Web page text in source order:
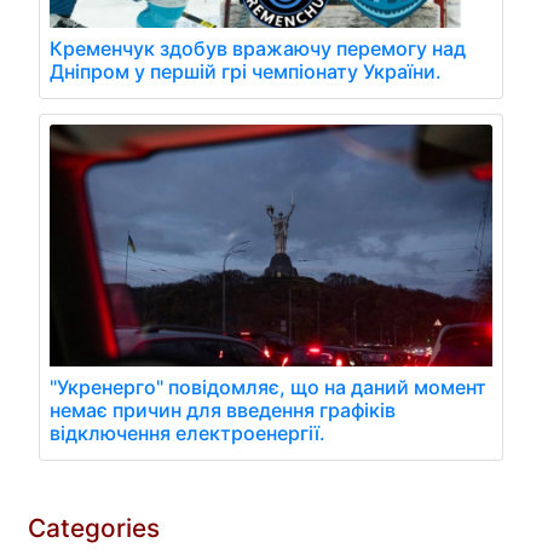
Кременчук здобув вражаючу перемогу над
Дніпром у першій грі чемпіонату України.
"Укренерго" повідомляє, що на даний момент
немає причин для введення графіків
відключення електроенергії.
Categories